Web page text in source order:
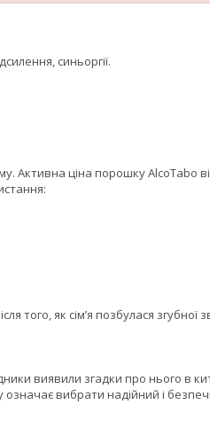
синьоргії.
Активна ціна порошку AlcoTabo
того, як сім’я позбулася згубної
виявили згадки про нього в
означає вибрати надійний і